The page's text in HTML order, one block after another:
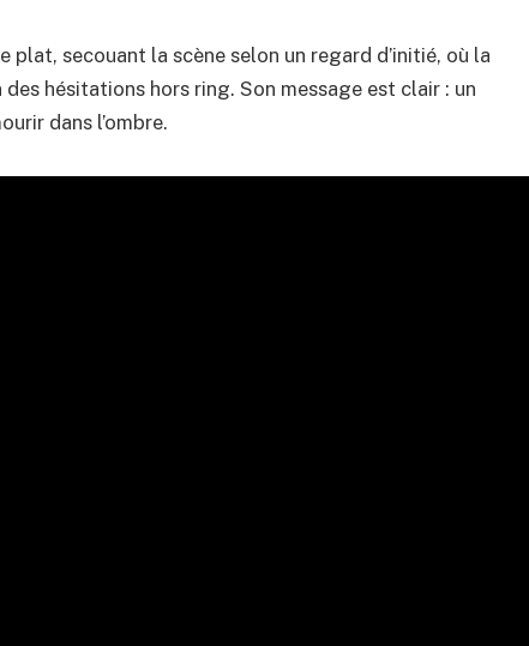
plat, secouant la scène selon un regard d’initié, où la
hésitations hors ring. Son message est clair : un
dans l’ombre.